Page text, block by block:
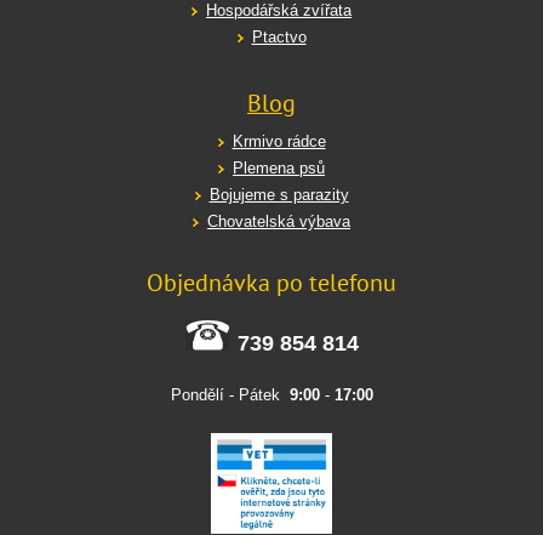
Hospodářská zvířata
Ptactvo
Blog
Krmivo rádce
Plemena psů
Bojujeme s parazity
Chovatelská výbava
Objednávka po telefonu
739 854 814
Pondělí - Pátek 9:00- 17:00